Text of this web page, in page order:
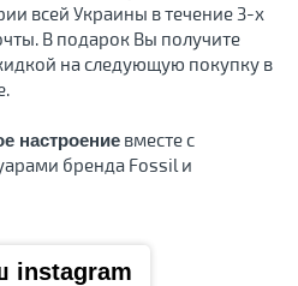
всей Украины в течение 3-х
В подарок Вы получите
на следующую покупку в
настроение вместе с
бренда Fossil и
instagram